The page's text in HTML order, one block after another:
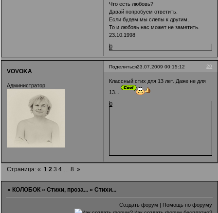
Что есть любовь?
Давай попробуем ответить.
Если будем мы слепы к другим,
То и любовь нас может не заметить.
23.10.1998
0
Поделиться 20
23.07.2009 00:15:12
VOVOKA
Администратор
Классный стих для 13 лет. Даже не для
13...
0
Страница:« 1 2 3 4 … 8 »
»КОЛОБОК »Стихи, проза... »Стихи...
Создать форум | Помощь по форуму